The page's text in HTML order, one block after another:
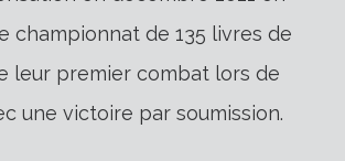
championnat de 135 livres de
leur premier combat lors de
une victoire par soumission.